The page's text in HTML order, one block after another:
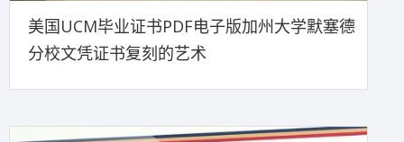
美国UCM毕业证书PDF电子版加州大学默塞德
分校文凭证书复刻的艺术